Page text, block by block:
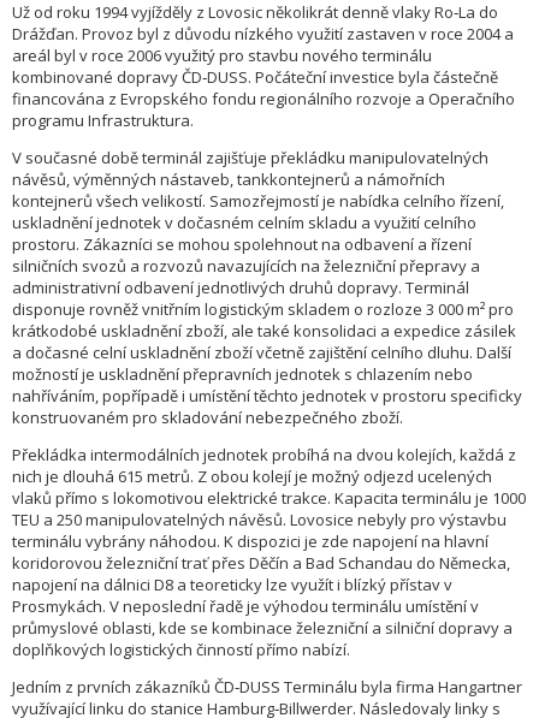
Už od roku 1994 vyjížděly z Lovosic několikrát denně vlaky Ro‑La do
Drážďan. Provoz byl z důvodu nízkého využití zastaven v roce 2004 a
areál byl v roce 2006 využitý pro stavbu nového terminálu
kombinované dopravy ČD‑DUSS. Počáteční investice byla částečně
financována z Evropského fondu regionálního rozvoje a Operačního
programu Infrastruktura.
V současné době terminál zajišťuje překládku manipulovatelných
návěsů, výměnných nástaveb, tankkontejnerů a námořních
kontejnerů všech velikostí. Samozřejmostí je nabídka celního řízení,
uskladnění jednotek v dočasném celním skladu a využití celního
prostoru. Zákazníci se mohou spolehnout na odbavení a řízení
silničních svozů a rozvozů navazujících na železniční přepravy a
administrativní odbavení jednotlivých druhů dopravy. Terminál
disponuje rovněž vnitřním logistickým skladem o rozloze 3 000 m² pro
krátkodobé uskladnění zboží, ale také konsolidaci a expedice zásilek
a dočasné celní uskladnění zboží včetně zajištění celního dluhu. Další
možností je uskladnění přepravních jednotek s chlazením nebo
nahříváním, popřípadě i umístění těchto jednotek v prostoru specificky
konstruovaném pro skladování nebezpečného zboží.
Překládka intermodálních jednotek probíhá na dvou kolejích, každá z
nich je dlouhá 615 metrů. Z obou kolejí je možný odjezd ucelených
vlaků přímo s lokomotivou elektrické trakce. Kapacita terminálu je 1000
TEU a 250 manipulovatelných návěsů. Lovosice nebyly pro výstavbu
terminálu vybrány náhodou. K dispozici je zde napojení na hlavní
koridorovou železniční trať přes Děčín a Bad Schandau do Německa,
napojení na dálnici D8 a teoreticky lze využít i blízký přístav v
Prosmykách. V neposlední řadě je výhodou terminálu umístění v
průmyslové oblasti, kde se kombinace železniční a silniční dopravy a
doplňkových logistických činností přímo nabízí.
Jedním z prvních zákazníků ČD‑DUSS Terminálu byla firma Hangartner
využívající linku do stanice Hamburg‑Billwerder. Následovaly linky s